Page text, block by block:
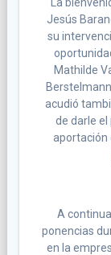
Jesús
su
Mathilde
acudió
de darle el
aportación
A
ponencias
en la